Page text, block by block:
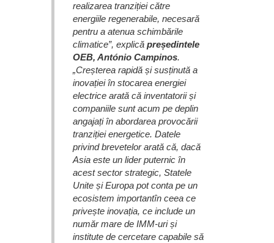
realizarea tranziției către
energiile regenerabile, necesară
pentru a atenua schimbările
climatice”, explică președintele
OEB, António Campinos.
„Creșterea rapidă și susținută a
inovației în stocarea energiei
electrice arată că inventatorii și
companiile sunt acum pe deplin
angajați în abordarea provocării
tranziției energetice. Datele
privind brevetelor arată că, dacă
Asia este un lider puternic în
acest sector strategic, Statele
Unite și Europa pot conta pe un
ecosistem importantîn ceea ce
privește inovația, ce include un
număr mare de IMM-uri și
institute de cercetare capabile să